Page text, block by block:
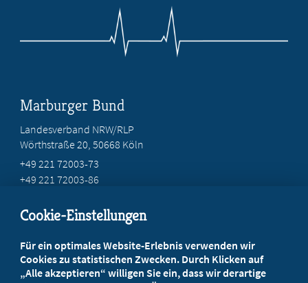
Marburger Bund
Landesverband NRW/RLP
Wörthstraße 20, 50668 Köln
+49 221 72003-73
+49 221 72003-86
Ihr Landesverband berät Sie!
Cookie-Einstellungen
Für ein optimales Website-Erlebnis verwenden wir
Cookies zu statistischen Zwecken. Durch Klicken auf
„Alle akzeptieren“ willigen Sie ein, dass wir derartige